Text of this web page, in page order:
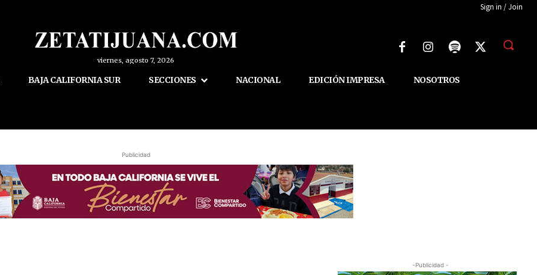
Sign in / Join
viernes, agosto 7, 2026
BAJA CALIFORNIA SUR SECCIONES NACIONAL EDICIÓN IMPRESA NOSOTROS
Publicidad
-Publicidad -